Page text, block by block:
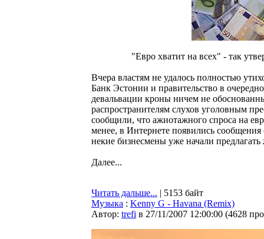
"Евро хватит на всех" - так
Вчера властям не удалось полностью
Банк Эстонии и правительство в
девальвации кроны ничем не
распространителям слухов уголовным
сообщили, что ажиотажного спроса на
менее, в Интернете появились
некие бизнесмены уже начали
Далее...
Читать дальше... | 5153 байт
Музыка : Kenny G - Havana (Remix)
Автор: trefi в 27/11/2007 12:00:00 (4628